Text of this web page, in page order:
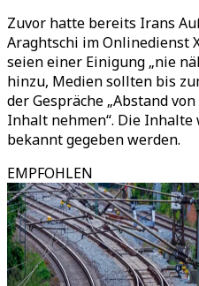
Zuvor hatte bereits Irans
Araghtschi im Onlinedienst
seien einer Einigung „nie
hinzu, Medien sollten bis
der Gespräche „Abstand
Inhalt nehmen“. Die
bekannt gegeben werden.
EMPFOHLEN